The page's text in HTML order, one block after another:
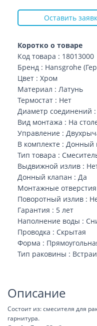
Коротко о товаре
Код товара : 18013000
Бренд : Hansgrohe
Цвет : Хром
Материал : Латунь
Термостат : Нет
Диаметр соединений
Вид монтажа : На
Управление :
В комплекте :
Тип товара :
Выдвижной излив :
Донный клапан : Да
Монтажные
Поворотный излив :
Гарантия : 5 лет
Наполнение воды :
Проводка : Скрытая
Форма :
Тип раковины :
Оставить
Описание
Состоит из: смесителя для
гарнитура.